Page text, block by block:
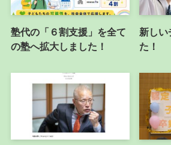
塾代の「６割支援」を全て
の塾へ拡大しました！
新しい
た！